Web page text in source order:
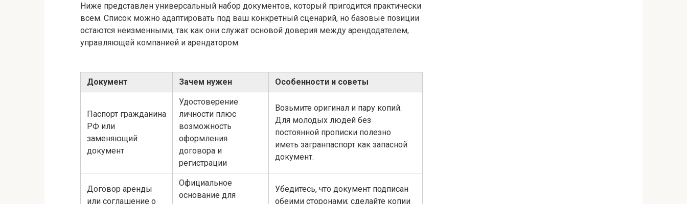
Ниже представлен универсальный набор документов, который пригодится практически
всем. Список можно адаптировать под ваш конкретный сценарий, но базовые позиции
остаются неизменными, так как они служат основой доверия между арендодателем,
управляющей компанией и арендатором.
Документ Зачем нужен Особенности и советы
Паспорт гражданина
РФ или
заменяющий
документ
Удостоверение
личности плюс
возможность
оформления
договора и
регистрации
Возьмите оригинал и пару копий.
Для молодых людей без
постоянной прописки полезно
иметь загранпаспорт как запасной
документ.
Договор аренды
или соглашение о
Официальное
основание для
Убедитесь, что документ подписан
обеими сторонами; сделайте копии